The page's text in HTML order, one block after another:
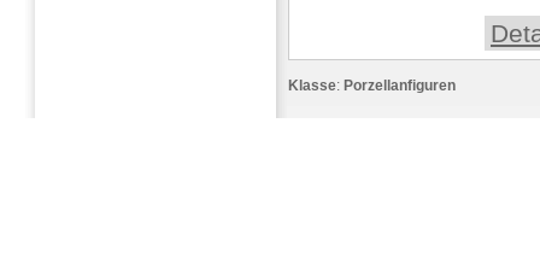
Klasse: Porzellanfiguren